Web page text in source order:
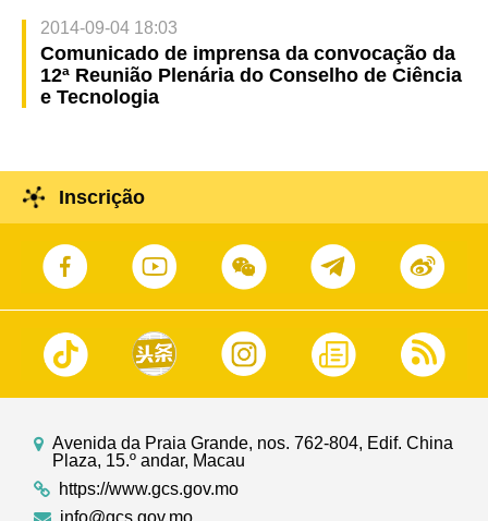
2014-09-04 18:03
Comunicado de imprensa da convocação da
12ª Reunião Plenária do Conselho de Ciência
e Tecnologia
Inscrição
Avenida da Praia Grande, nos. 762-804, Edif. China
Plaza, 15.º andar, Macau
https://www.gcs.gov.mo
info@gcs.gov.mo